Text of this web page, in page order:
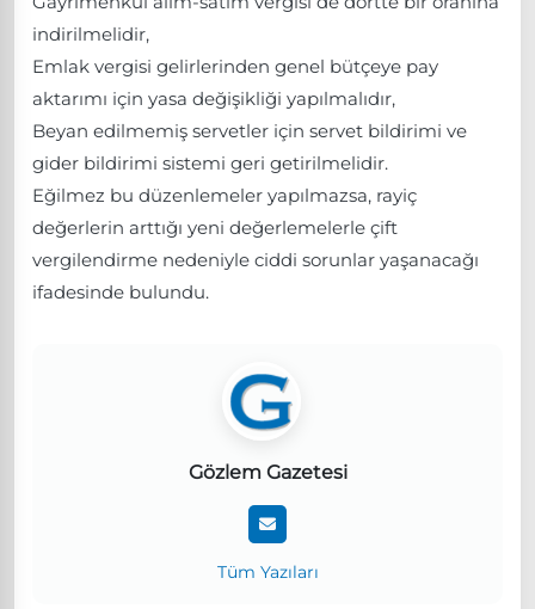
indirilmelidir,
Emlak vergisi gelirlerinden genel bütçeye pay
aktarımı için yasa değişikliği yapılmalıdır,
Beyan edilmemiş servetler için servet bildirimi ve
gider bildirimi sistemi geri getirilmelidir.
Eğilmez bu düzenlemeler yapılmazsa, rayiç
değerlerin arttığı yeni değerlemelerle çift
vergilendirme nedeniyle ciddi sorunlar yaşanacağı
ifadesinde bulundu.
Gözlem Gazetesi
Tüm Yazıları